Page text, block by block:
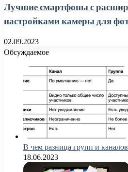
Лучшие смартфоны с
настройками камеры для
02.09.2023
Обсуждаемое
В чем разница групп и
18.06.2023